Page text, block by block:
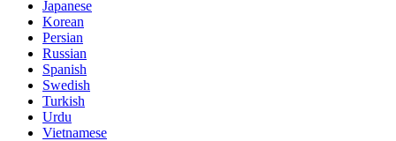
Japanese
Korean
Persian
Russian
Spanish
Swedish
Turkish
Urdu
Vietnamese